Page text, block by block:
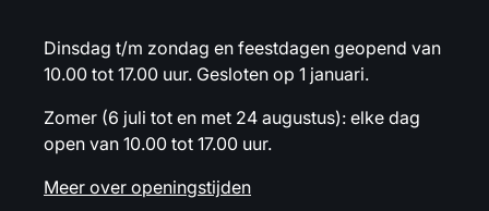
Dinsdag t/m zondag en feestdagen geopend van
10.00 tot 17.00 uur. Gesloten op 1 januari.
Zomer (6 juli tot en met 24 augustus): elke dag
open van 10.00 tot 17.00 uur.
Meer over openingstijden